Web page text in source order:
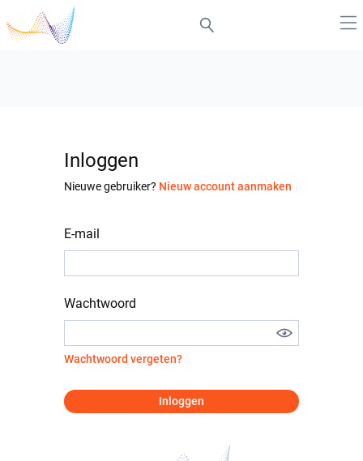
Inloggen
Nieuwe gebruiker? Nieuw account aanmaken
E-mail
Wachtwoord
Wachtwoord vergeten?
Inloggen